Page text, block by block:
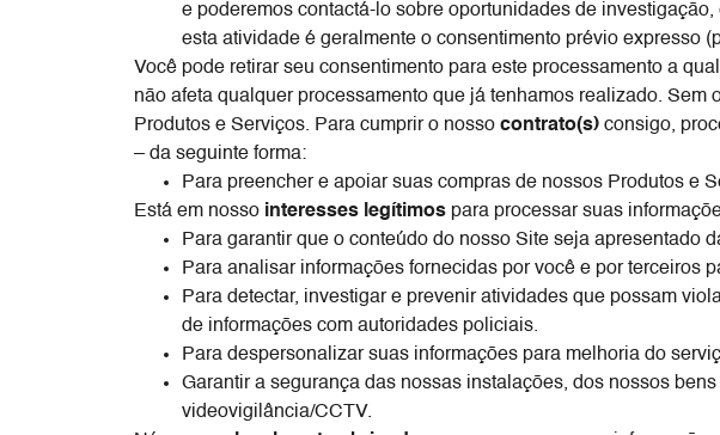
e poderemos contactá-lo sobre oportunidades de
esta atividade é geralmente o consentimento prévio expresso
Você pode retirar seu consentimento para este processamento a
não afeta qualquer processamento que já tenhamos realizado.
Produtos e Serviços. Para cumprir o nosso contrato(s) consigo,
– da seguinte forma:
Para preencher e apoiar suas compras de nossos Produtos e
Está em nosso interesses legítimos para processar suas
Para garantir que o conteúdo do nosso Site seja apresentado
Para analisar informações fornecidas por você e por terceiros
Para detectar, investigar e prevenir atividades que possam
de informações com autoridades policiais.
Para despersonalizar suas informações para melhoria do
Garantir a segurança das nossas instalações, dos nossos
videovigilância/CCTV.